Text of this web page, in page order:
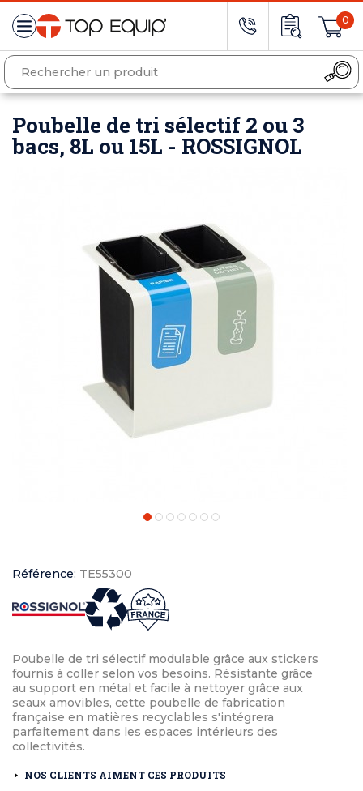
0
Poubelle de tri sélectif 2 ou 3
bacs, 8L ou 15L - ROSSIGNOL
Référence: TE55300
Poubelle de tri sélectif modulable grâce aux stickers
fournis à coller selon vos besoins. Résistante grâce
au support en métal et facile à nettoyer grâce aux
seaux amovibles, cette poubelle de fabrication
française en matières recyclables s'intégrera
parfaitement dans les espaces intérieurs des
collectivités.
NOS CLIENTS AIMENT CES PRODUITS